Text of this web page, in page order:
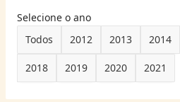
Selecione o ano
Todos
2012 2013 2014
2018 2019 2020 2021